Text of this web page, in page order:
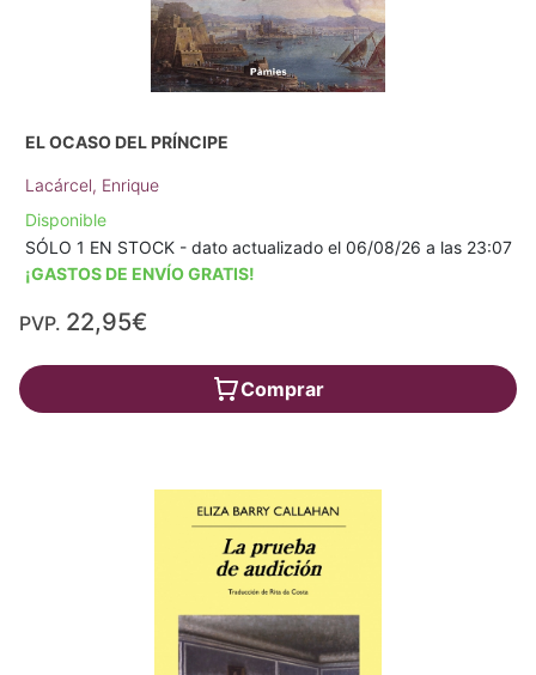
EL OCASO DEL PRÍNCIPE
Lacárcel, Enrique
Disponible
SÓLO 1 EN STOCK - dato actualizado el 06/08/26 a las 23:07
¡GASTOS DE ENVÍO GRATIS!
PVP. 22,95€
Comprar